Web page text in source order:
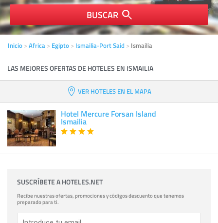
BUSCAR
Inicio Africa Egipto Ismailia-Port Said Ismailia
LAS MEJORES OFERTAS DE HOTELES EN ISMAILIA
VER HOTELES EN EL MAPA
Hotel Mercure Forsan Island
Ismailia
SUSCRÍBETE A HOTELES.NET
Recibe nuestras ofertas, promociones y códigos descuento que tenemos
preparado para ti.